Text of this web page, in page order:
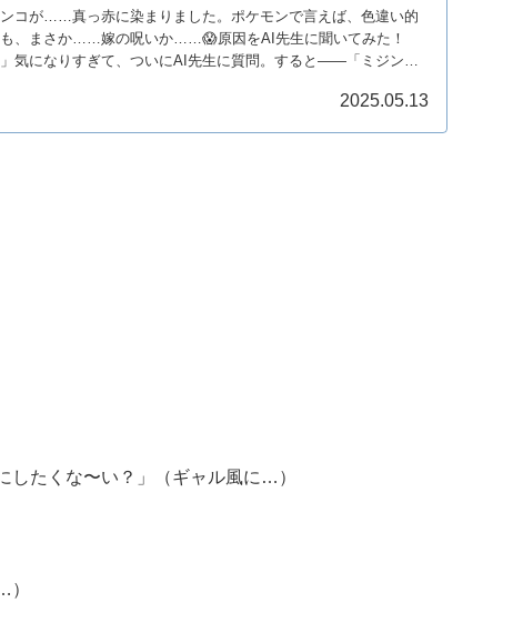
コが……真っ赤に染まりました。ポケモンで言えば、色違い的
も、まさか……嫁の呪いか……😱原因をAI先生に聞いてみた！
」気になりすぎて、ついにAI先生に質問。すると――「ミジンコ
2025.05.13
したくな〜い？」（ギャル風に…）